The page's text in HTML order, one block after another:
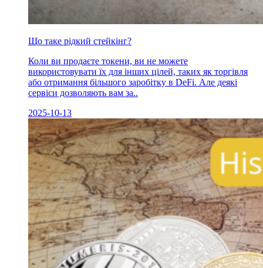
Що таке рідкий стейкінг?
Коли ви продаєте токени, ви не можете
використовувати їх для інших цілей, таких як торгівля
або отримання більшого заробітку в DeFi. Але деякі
сервіси дозволяють вам за..
2025-10-13